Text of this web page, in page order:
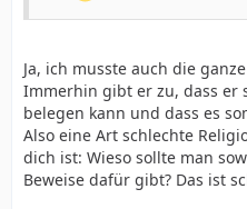
Ja, ich musste auch die
Immerhin gibt er zu, dass er
belegen kann und dass es
Also eine Art schlechte
dich ist: Wieso sollte man
Beweise dafür gibt? Das ist